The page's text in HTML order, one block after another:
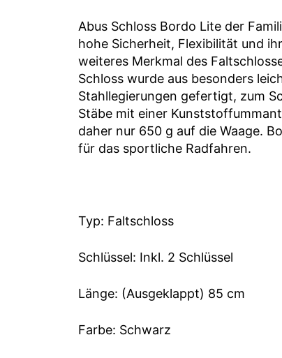
Abus Schloss Bordo Lite der
hohe Sicherheit, Flexibilität und
weiteres Merkmal des
Schloss wurde aus besonders
Stahllegierungen gefertigt, zum
Stäbe mit einer
daher nur 650 g auf die Waage.
für das sportliche Radfahren.
Typ: Faltschloss
Schlüssel: Inkl. 2 Schlüssel
Länge: (Ausgeklappt) 85 cm
Farbe: Schwarz